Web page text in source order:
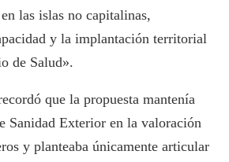
las islas no capitalinas,
y la implantación territorial
de Salud».
que la propuesta mantenía
Sanidad Exterior en la valoración
y planteaba únicamente articular